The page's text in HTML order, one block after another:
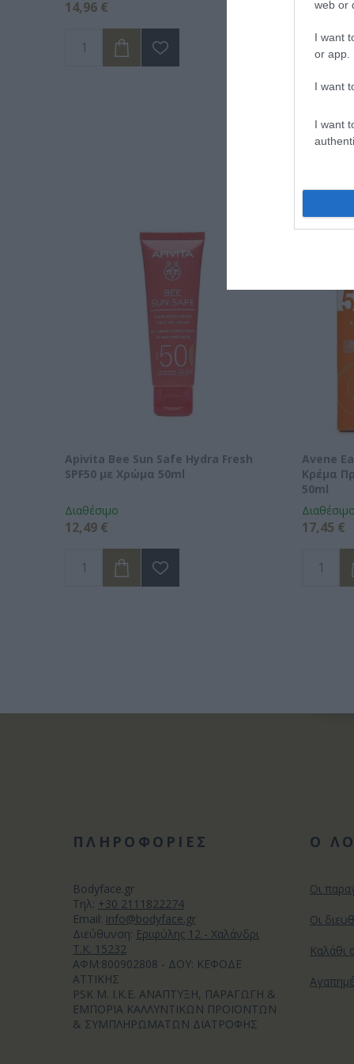
web or
I want
or app.
I want
I want
14,96 € 34,90 €
Apivita Bee Sun Safe Hydra Fresh
SPF50 με Χρώμα 50ml
Διαθέσιμο
12,49 €
Avene
Κρέμα
50ml
Διαθέσιμο
17,45 €
ΠΛΗΡΟΦΟΡΙΕΣ
Bodyface.gr
Tηλ: +30 2111822274
Email: info@bodyface.gr
Διεύθυνση: Εριφύλης 12 - Χαλάνδρι
Τ.Κ. 15232
ΑΦΜ:800902808 - ΔΟΥ: ΚΕΦΟΔΕ
ΑΤΤΙΚΗΣ
PSK M. I.K.E. ΑΝΑΠΤΥΞΗ, ΠΑΡΑΓΩΓΗ &
ΕΜΠΟΡΙΑ ΚΑΛΛΥΝΤΙΚΩΝ ΠΡΟΪΟΝΤΩΝ
& ΣΥΜΠΛΗΡΩΜΑΤΩΝ ΔΙΑΤΡΟΦΗΣ
Ο
Οι
Οι
Καλάθι